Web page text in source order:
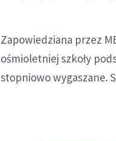
Zapowiedziana przez
ośmioletniej szkoły
stopniowo wygaszane.